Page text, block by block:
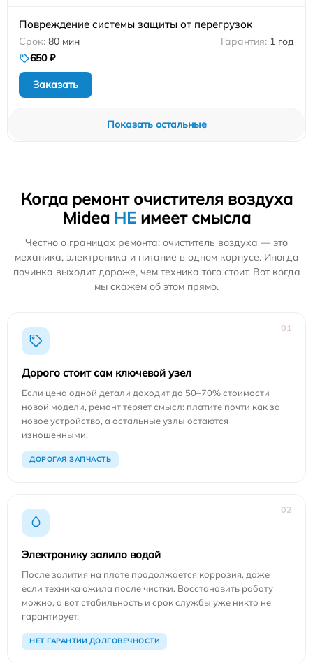
Повреждение системы защиты от перегрузок
80 мин
1 год
650 ₽
Заказать
Показать остальные
Когда ремонт очистителя воздуха
Midea НЕимеет смысла
Честно о границах ремонта: очиститель воздуха — это
механика, электроника и питание в одном корпусе. Иногда
починка выходит дороже, чем техника того стоит. Вот когда
мы скажем об этом прямо.
01
Дорого стоит сам ключевой узел
Если цена одной детали доходит до 50–70% стоимости
новой модели, ремонт теряет смысл: платите почти как за
новое устройство, а остальные узлы остаются
изношенными.
ДОРОГАЯ ЗАПЧАСТЬ
02
Электронику залило водой
После залития на плате продолжается коррозия, даже
если техника ожила после чистки. Восстановить работу
можно, а вот стабильность и срок службы уже никто не
гарантирует.
НЕТ ГАРАНТИИ ДОЛГОВЕЧНОСТИ